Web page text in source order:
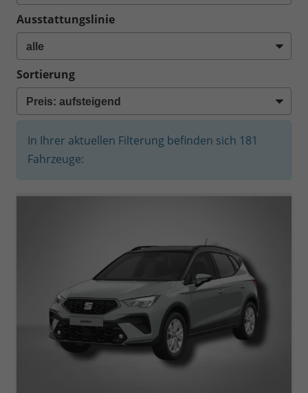
Ausstattungslinie
Sortierung
In Ihrer aktuellen Filterung befinden sich 181
Fahrzeuge: